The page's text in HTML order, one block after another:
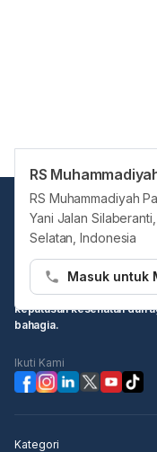
RS
RS Muhammadiyah
Yani Jalan
Selatan, Indonesia
Masuk untuk
Hello Sehat ingin menjadi
keputusan kesehatan dan
bahagia.
Ikuti Kami
Kategori